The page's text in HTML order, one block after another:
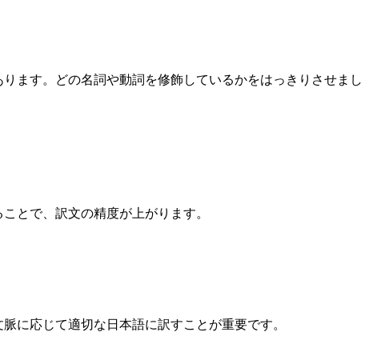
ます。どの名詞や動詞を修飾しているかをはっきりさせまし
とで、訳文の精度が上がります。
に応じて適切な日本語に訳すことが重要です。